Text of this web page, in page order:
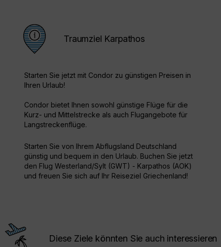
Traumziel Karpathos
Starten Sie jetzt mit Condor zu günstigen Preisen in
Ihren Urlaub!
Condor bietet Ihnen sowohl günstige Flüge für die
Kurz- und Mittelstrecke als auch Flugangebote für
Langstreckenflüge.
Starten Sie von Ihrem Abflugsland Deutschland
günstig und bequem in den Urlaub. Buchen Sie jetzt
den Flug Westerland/Sylt (GWT) - Karpathos (AOK)
und freuen Sie sich auf Ihr Reiseziel Griechenland!
Diese Ziele könnten Sie auch interessieren